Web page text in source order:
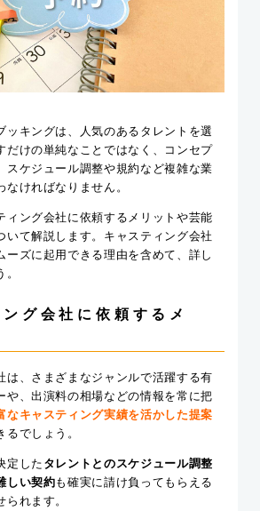
ッキングは、人気のあるタレントを選
だけの単純なことではなく、コンセプ
スケジュール調整や規約など複雑な業
ければなりません。
ィング会社に依頼するメリットや芸能
いて解説します。キャスティング会社
ーズに起用できる理由を含めて、詳し
グ会社に依頼するメ
は、さまざまなジャンルで活躍する有
や、出演料の相場などの情報を常に把
なキャスティング実績を活かした提案
でしょう。
定した タレントとのスケジュール調整
しい契約も確実に請け負ってもらえる
れます。